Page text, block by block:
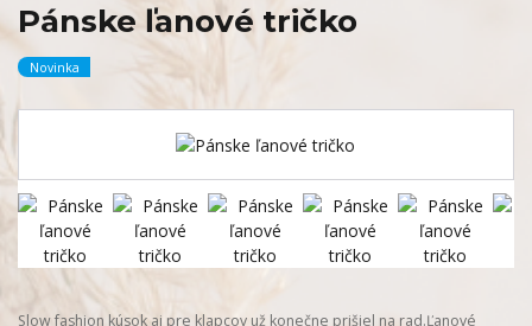
Pánske ľanové tričko
Novinka
Slow fashion kúsok aj pre klapcov už konečne prišiel na rad.Ľanové